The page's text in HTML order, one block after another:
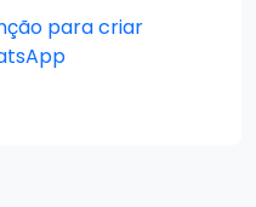
para criar